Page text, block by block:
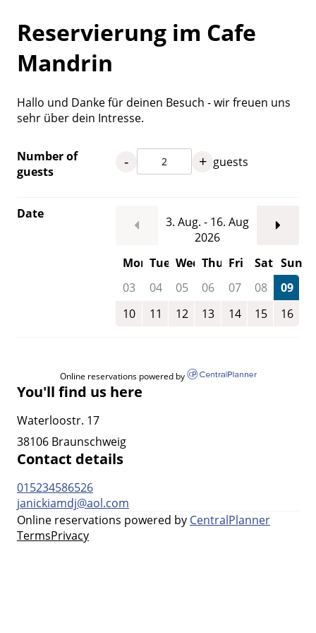
Reservierung im Cafe
Mandrin
Hallo und Danke für deinen Besuch - wir freuen uns
sehr über dein Intresse.
Number of
guests
- + guests
Date
3. Aug. - 16. Aug
2026
Mon Tue Wed Thu Fri Sat Sun
03
04 05 06 07 08
09
10
11 12 13 14 15 16
Online reservations powered by
You'll find us here
Waterloostr. 17
38106 Braunschweig
Contact details
015234586526
janickiamdj@aol.com
Online reservations powered by CentralPlanner
TermsPrivacy